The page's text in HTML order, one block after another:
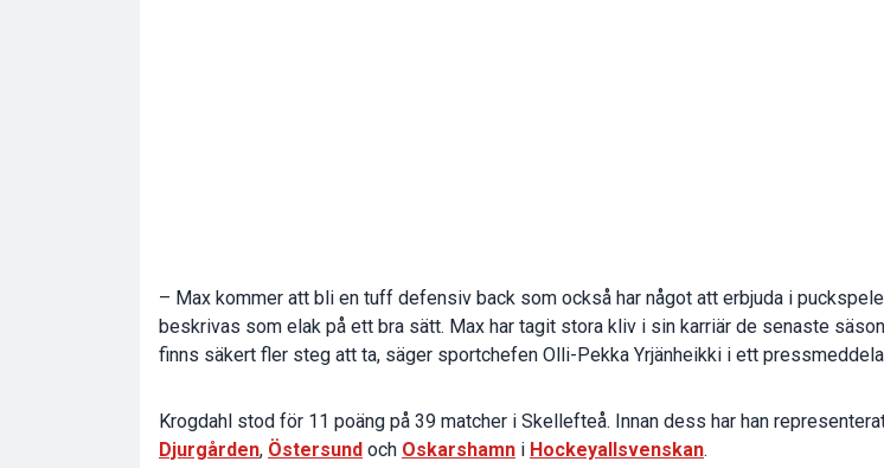
– Max kommer att bli en tuff defensiv back som också har något att erbjuda i
beskrivas som elak på ett bra sätt. Max har tagit stora kliv i sin karriär de senaste
finns säkert fler steg att ta, säger sportchefen Olli-Pekka Yrjänheikki i ett
Krogdahl stod för 11 poäng på 39 matcher i Skellefteå. Innan dess har han
Djurgården, Östersund och Oskarshamn i Hockeyallsvenskan.